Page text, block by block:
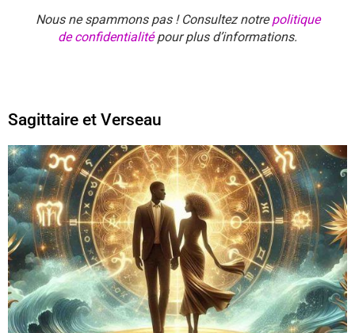
Nous ne spammons pas ! Consultez notrepolitique
de confidentialitépour plus d’informations.
Sagittaire et Verseau